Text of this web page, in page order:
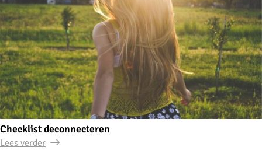
Checklist deconnecteren
Lees verder